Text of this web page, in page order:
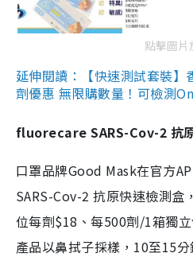
點擊圖片
延伸閱讀：【快速測試套裝
劑優惠 無限購數量！可檢測
fluorecare SARS-Cov-2 抗
口罩品牌Good Mask在官方
SARS-Cov-2 抗原快速檢測盒
位每劑$18、每500劑/1箱獨
產品以鼻拭子採樣，10至15分